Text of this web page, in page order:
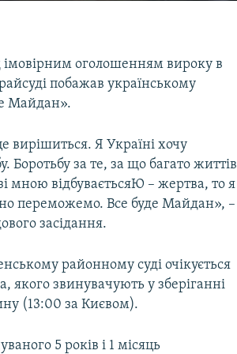
імовірним оголошенням вироку в
побажав українському
Майдан».
вирішиться. Я Україні хочу
Боротьбу за те, за що багато життів
мною відбуваєтьсяЮ – жертва, то я
переможемо. Все буде Майдан», –
засідання.
районному суді очікується
якого звинувачують у зберіганні
(13:00 за Києвом).
5 років і 1 місяць